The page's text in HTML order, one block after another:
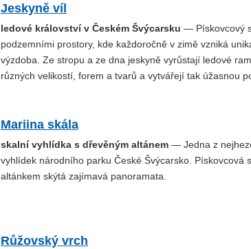
Jeskyně víl
ledové království v Českém Švýcarsku — Pískovcový
podzemními prostory, kde každoročně v zimě vzniká
výzdoba. Ze stropu a ze dna jeskyně vyrůstají ledové
různých velikostí, forem a tvarů a vytvářejí tak úžasnou
Mariina skála
skalní vyhlídka s dřevěným altánem — Jedna z
vyhlídek národního parku České Švýcarsko. Pískovcová
altánkem skýtá zajímavá panoramata.
Růžovský vrch